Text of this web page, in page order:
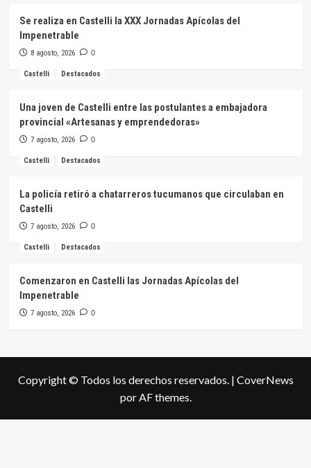
Se realiza en Castelli la XXX Jornadas Apícolas del
Impenetrable
8 agosto, 2026 0
Castelli Destacados
Una joven de Castelli entre las postulantes a embajadora
provincial «Artesanas y emprendedoras»
7 agosto, 2026 0
Castelli Destacados
La policía retiró a chatarreros tucumanos que circulaban en
Castelli
7 agosto, 2026 0
Castelli Destacados
Comenzaron en Castelli las Jornadas Apícolas del
Impenetrable
7 agosto, 2026 0
Copyright © Todos los derechos reservados. | CoverNews
por AF themes.